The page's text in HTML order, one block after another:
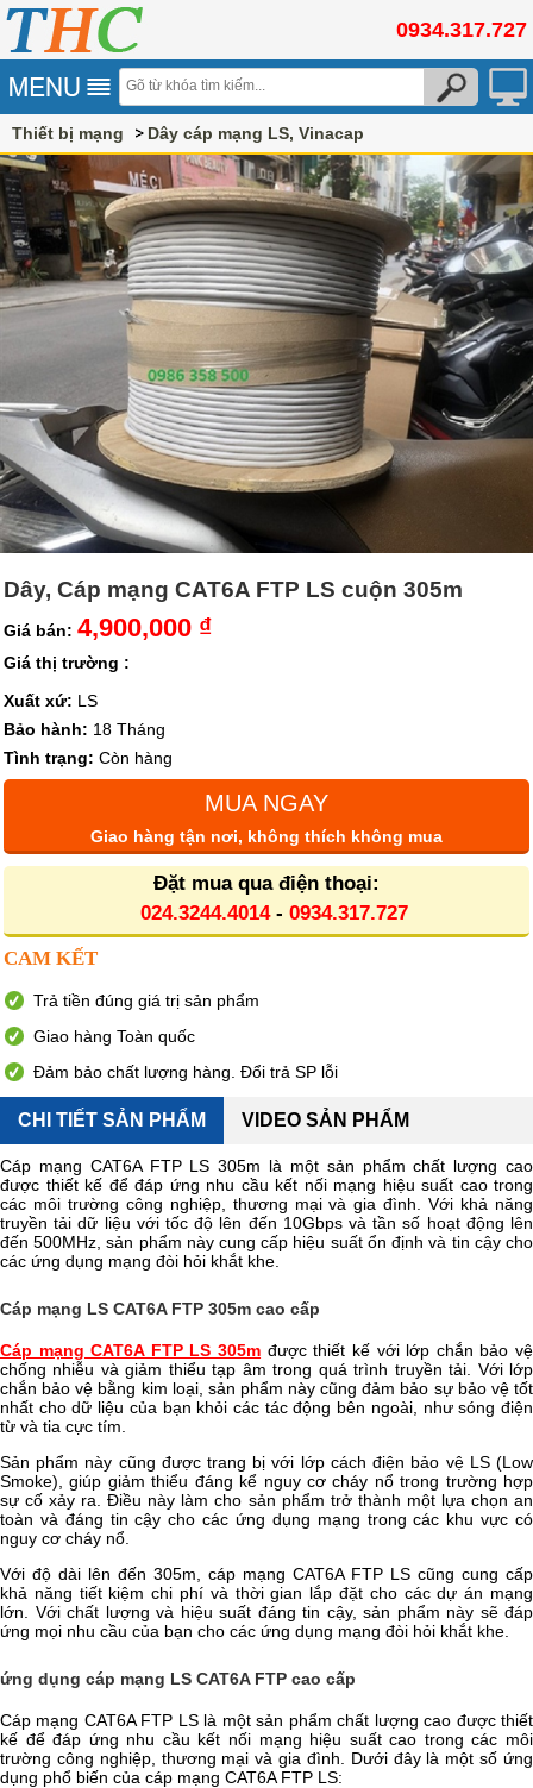
0934.317.727
Thiết bị mạng Dây cáp mạng LS, Vinacap
Dây, Cáp mạng CAT6A FTP LS cuộn 305m
Giá bán: 4,900,000 ₫
Giá thị trường :
Xuất xứ: LS
Bảo hành: 18 Tháng
Tình trạng: Còn hàng
MUA NGAY
Giao hàng tận nơi, không thích không mua
Đặt mua qua điện thoại:
024.3244.4014- 0934.317.727
CAM KẾT
Trả tiền đúng giá trị sản phẩm
Giao hàng Toàn quốc
Đảm bảo chất lượng hàng. Đổi trả SP lỗi
CHI TIẾT SẢN PHẨM VIDEO SẢN PHẨM
Cáp mạng CAT6A FTP LS 305m là một sản phẩm chất lượng cao
được thiết kế để đáp ứng nhu cầu kết nối mạng hiệu suất cao trong
các môi trường công nghiệp, thương mại và gia đình. Với khả năng
truyền tải dữ liệu với tốc độ lên đến 10Gbps và tần số hoạt động lên
đến 500MHz, sản phẩm này cung cấp hiệu suất ổn định và tin cậy cho
các ứng dụng mạng đòi hỏi khắt khe.
Cáp mạng LS CAT6A FTP 305m cao cấp
Cáp mạng CAT6A FTP LS 305m được thiết kế với lớp chắn bảo vệ
chống nhiễu và giảm thiểu tạp âm trong quá trình truyền tải. Với lớp
chắn bảo vệ bằng kim loại, sản phẩm này cũng đảm bảo sự bảo vệ tốt
nhất cho dữ liệu của bạn khỏi các tác động bên ngoài, như sóng điện
từ và tia cực tím.
Sản phẩm này cũng được trang bị với lớp cách điện bảo vệ LS (Low
Smoke), giúp giảm thiểu đáng kể nguy cơ cháy nổ trong trường hợp
sự cố xảy ra. Điều này làm cho sản phẩm trở thành một lựa chọn an
toàn và đáng tin cậy cho các ứng dụng mạng trong các khu vực có
nguy cơ cháy nổ.
Với độ dài lên đến 305m, cáp mạng CAT6A FTP LS cũng cung cấp
khả năng tiết kiệm chi phí và thời gian lắp đặt cho các dự án mạng
lớn. Với chất lượng và hiệu suất đáng tin cậy, sản phẩm này sẽ đáp
ứng mọi nhu cầu của bạn cho các ứng dụng mạng đòi hỏi khắt khe.
ứng dụng cáp mạng LS CAT6A FTP cao cấp
Cáp mạng CAT6A FTP LS là một sản phẩm chất lượng cao được thiết
kế để đáp ứng nhu cầu kết nối mạng hiệu suất cao trong các môi
trường công nghiệp, thương mại và gia đình. Dưới đây là một số ứng
dụng phổ biến của cáp mạng CAT6A FTP LS: